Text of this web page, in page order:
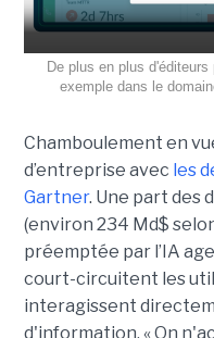
De plus en plus
exemple dans le
Chamboulement en
d’entreprise avec les
Gartner. Une part des
(environ 234 Md$
préemptée par l’IA
court-circuitent les
interagissent
d'information. « On